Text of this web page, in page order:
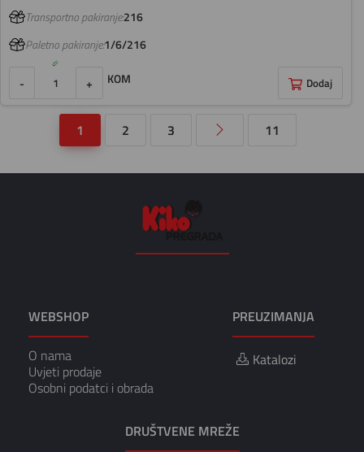
Transportno pakiranje:216
Paletno pakiranje:1/6/216
- + KOM Dodaj
1 2 3 11
WEBSHOP
O nama
Uvjeti prodaje
Osobni podatci i obrada
PREUZIMANJA
Katalozi
DRUŠTVENE MREŽE